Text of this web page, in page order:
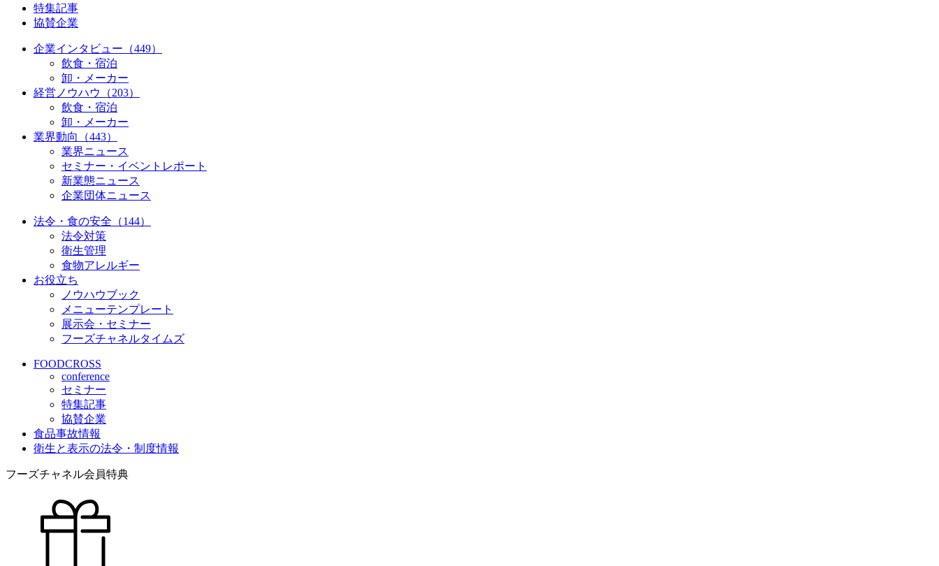
特集記事
協賛企業
企業インタビュー（449）
飲食・宿泊
卸・メーカー
経営ノウハウ（203）
飲食・宿泊
卸・メーカー
業界動向（443）
業界ニュース
セミナー・イベントレポート
新業態ニュース
企業団体ニュース
法令・食の安全（144）
法令対策
衛生管理
食物アレルギー
お役立ち
ノウハウブック
メニューテンプレート
展示会・セミナー
フーズチャネルタイムズ
FOODCROSS
conference
セミナー
特集記事
協賛企業
食品事故情報
衛生と表示の法令・制度情報
フーズチャネル会員特典